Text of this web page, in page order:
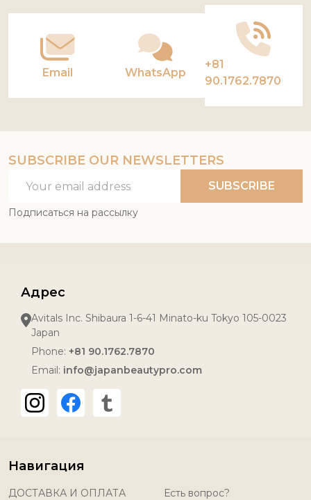
Email WhatsApp
+81
90.1762.7870
SUBSCRIBE OUR NEWSLETTERS
Address
SUBSCRIBE
Подписаться на рассылку
Адрес
Avitals Inc. Shibaura 1-6-41 Minato-ku Tokyo 105-0023
Japan
Phone: +81 90.1762.7870
Email: info@japanbeautypro.com
Навигация
ДОСТАВКА И ОПЛАТА
Есть вопрос?